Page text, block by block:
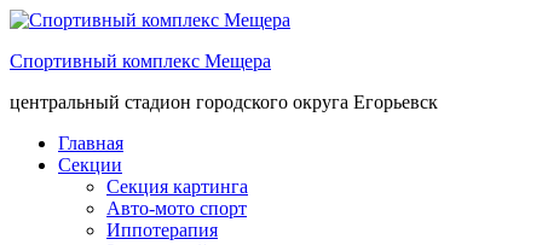
Спортивный комплекс Мещера
центральный стадион городского округа Егорьевск
Главная
Секции
Секция картинга
Авто-мото спорт
Иппотерапия